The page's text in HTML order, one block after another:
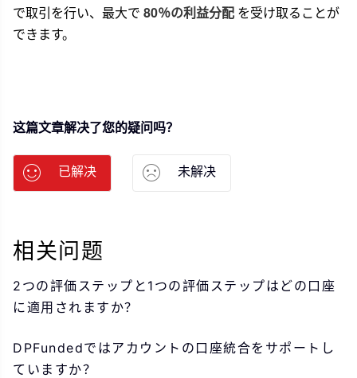
で取引を行い、最大で 80％の利益分配 を受け取ることが
できます。
这篇文章解决了您的疑问吗？
已解决 未解决
相关问题
2つの評価ステップと1つの評価ステップはどの口座
に適用されますか？
DPFundedではアカウントの口座統合をサポートし
ていますか？